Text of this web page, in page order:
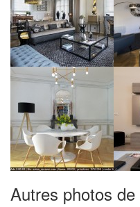
Autres photos de